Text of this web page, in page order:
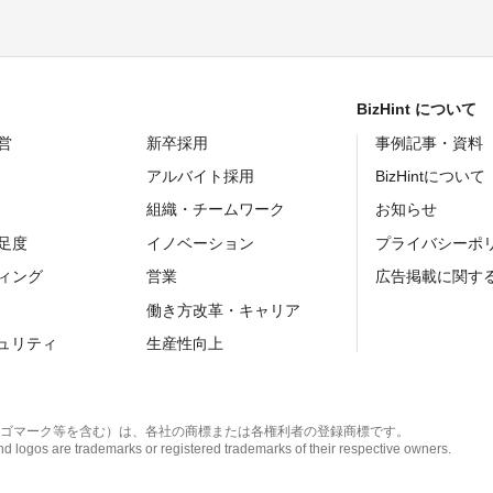
新卒採用
アルバイト採用
組織・チームワーク
度
イノベーション
ング
営業
働き方改革・キャリア
リティ
生産性向上
BizHint について
事例記事・資料
BizHintについて
お知らせ
プライバシーポ
広告掲載に関す
ーク等を含む）は、各社の商標または各権利者の登録商標です。
logos are trademarks or registered trademarks of their respective owners.